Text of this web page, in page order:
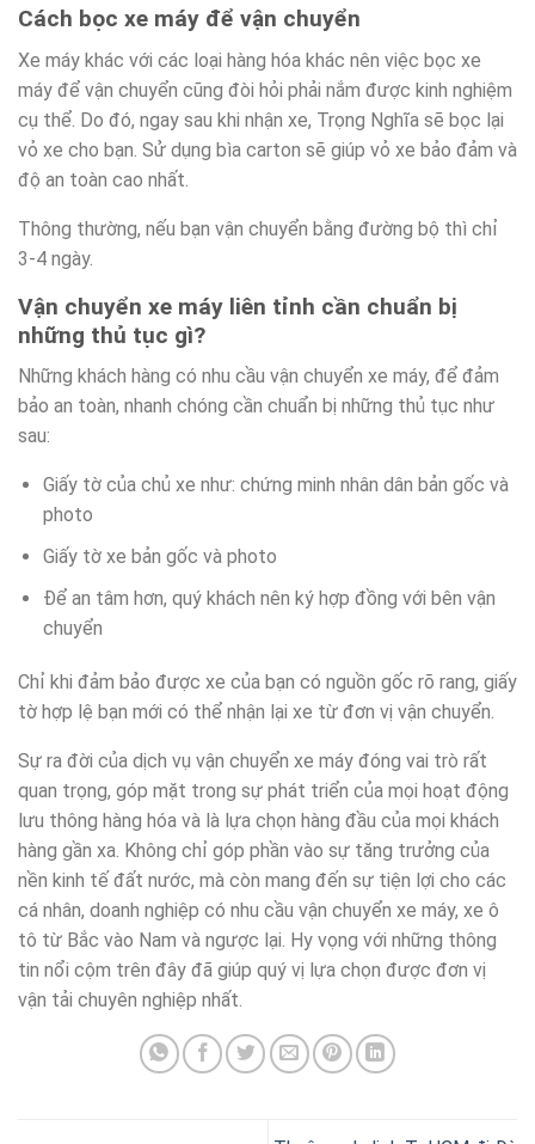
Cách bọc xe máy để vận chuyển
Xe máy khác với các loại hàng hóa khác nên việc bọc xe
máy để vận chuyển cũng đòi hỏi phải nắm được kinh nghiệm
cụ thể. Do đó, ngay sau khi nhận xe, Trọng Nghĩa sẽ bọc lại
vỏ xe cho bạn. Sử dụng bìa carton sẽ giúp vỏ xe bảo đảm và
độ an toàn cao nhất.
Thông thường, nếu bạn vận chuyển bằng đường bộ thì chỉ
3-4 ngày.
Vận chuyển xe máy liên tỉnh cần chuẩn bị
những thủ tục gì?
Những khách hàng có nhu cầu vận chuyển xe máy, để đảm
bảo an toàn, nhanh chóng cần chuẩn bị những thủ tục như
sau:
Giấy tờ của chủ xe như: chứng minh nhân dân bản gốc và
photo
Giấy tờ xe bản gốc và photo
Để an tâm hơn, quý khách nên ký hợp đồng với bên vận
chuyển
Chỉ khi đảm bảo được xe của bạn có nguồn gốc rõ rang, giấy
tờ hợp lệ bạn mới có thể nhận lại xe từ đơn vị vận chuyển.
Sự ra đời của dịch vụ vận chuyển xe máy đóng vai trò rất
quan trọng, góp mặt trong sự phát triển của mọi hoạt động
lưu thông hàng hóa và là lựa chọn hàng đầu của mọi khách
hàng gần xa. Không chỉ góp phần vào sự tăng trưởng của
nền kinh tế đất nước, mà còn mang đến sự tiện lợi cho các
cá nhân, doanh nghiệp có nhu cầu vận chuyển xe máy, xe ô
tô từ Bắc vào Nam và ngược lại. Hy vọng với những thông
tin nổi cộm trên đây đã giúp quý vị lựa chọn được đơn vị
vận tải chuyên nghiệp nhất.